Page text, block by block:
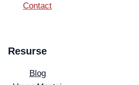
Contact
Resurse
Blog